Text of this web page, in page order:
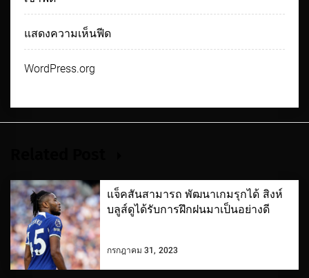
แสดงความเห็นฟีด
WordPress.org
แจ็คสันสามารถ พัฒนาเกมรุกได้ สิงห์
บลูส์ดูได้รับการฝึกฝนมาเป็นอย่างดี
กรกฎาคม 31, 2023